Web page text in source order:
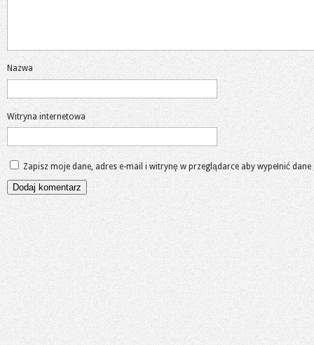
Nazwa
Witryna internetowa
Zapisz moje dane, adres e-mail i witrynę w przeglądarce aby wypełnić